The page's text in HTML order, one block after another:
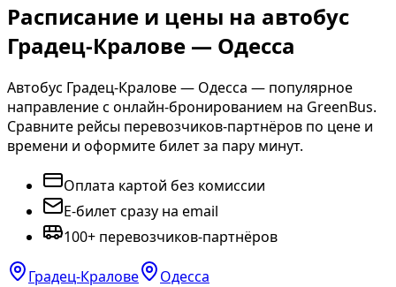
Расписание и цены на автобус
Градец-Кралове — Одесса
Автобус Градец-Кралове — Одесса — популярное
направление с онлайн-бронированием на GreenBus.
Сравните рейсы перевозчиков-партнёров по цене и
времени и оформите билет за пару минут.
Оплата картой без комиссии
E-билет сразу на email
100+ перевозчиков-партнёров
Градец-Кралове Одесса